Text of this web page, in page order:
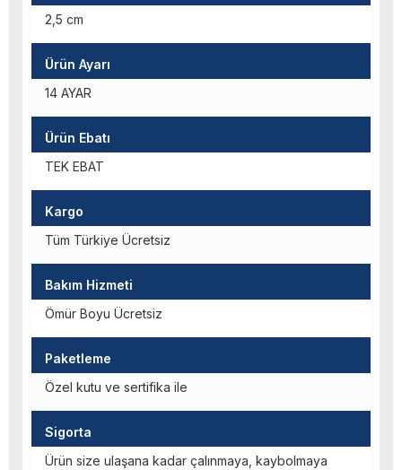
2,5 cm
Ürün Ayarı
14 AYAR
Ürün Ebatı
TEK EBAT
Kargo
Tüm Türkiye Ücretsiz
Bakım Hizmeti
Ömür Boyu Ücretsiz
Paketleme
Özel kutu ve sertifika ile
Sigorta
Ürün size ulaşana kadar çalınmaya, kaybolmaya